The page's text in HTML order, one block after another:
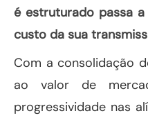
é estruturado passa
custo da sua
Com a consolidação
ao valor de
progressividade nas